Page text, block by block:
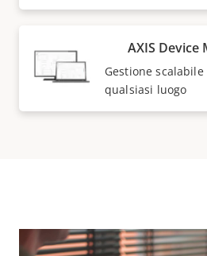
AXIS Device
Gestione
qualsiasi luogo